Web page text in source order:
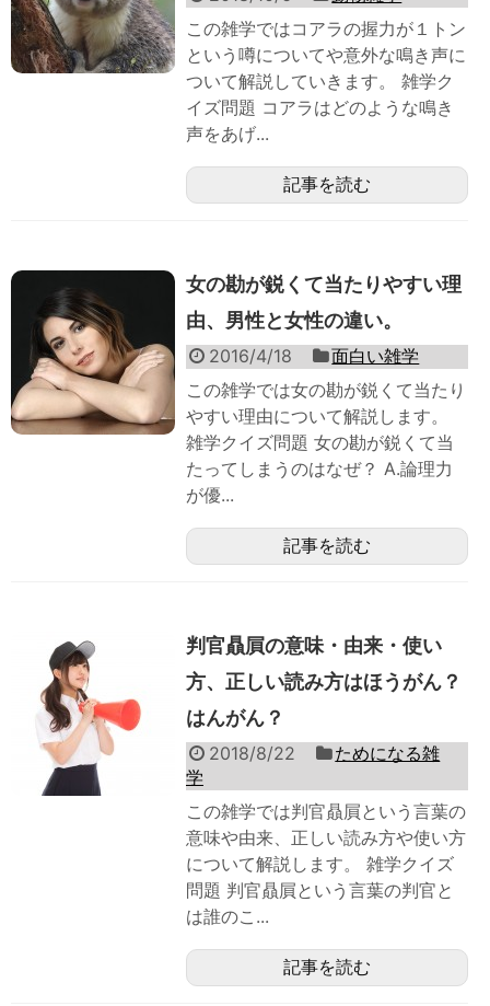
この雑学ではコアラの握力が１トン
という噂についてや意外な鳴き声に
ついて解説していきます。 雑学ク
イズ問題 コアラはどのような鳴き
声をあげ...
記事を読む
女の勘が鋭くて当たりやすい理
由、男性と女性の違い。
2016/4/18
面白い雑学
この雑学では女の勘が鋭くて当たり
やすい理由について解説します。
雑学クイズ問題 女の勘が鋭くて当
たってしまうのはなぜ？ A.論理力
が優...
記事を読む
判官贔屓の意味・由来・使い
方、正しい読み方はほうがん？
はんがん？
2018/8/22
ためになる雑
学
この雑学では判官贔屓という言葉の
意味や由来、正しい読み方や使い方
について解説します。 雑学クイズ
問題 判官贔屓という言葉の判官と
は誰のこ...
記事を読む